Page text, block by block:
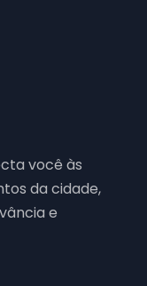
você às
da cidade,
e